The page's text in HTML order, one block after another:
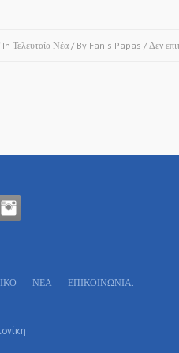
In Τελευταία Νέα / By Fanis Papas /Δεν
ΝΕΑ ΕΠΙΚΟΙΝΩΝΊΑ.